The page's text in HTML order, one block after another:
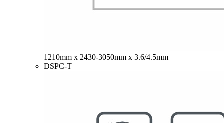
1210mm x 2430-3050mm x 3.6/4.5mm
DSPC-T